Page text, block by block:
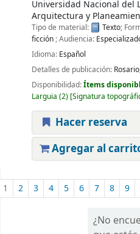
Universidad Nacional del
Arquitectura y
Tipo de material: Texto;
ficción ; Audiencia:
Idioma: Español
Detalles de publicación:
Disponibilidad:Ítems
Larguia (2) Signatura
Hacer reserva
Agregar al
1 2 3 4 5 6 7 8 9
¿No